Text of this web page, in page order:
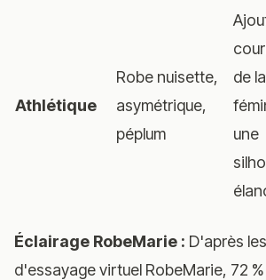
Athlétique
Robe nuisette,
asymétrique,
péplum
de la
une
Éclairage RobeMarie : D'après
d'essayage virtuel RobeMarie, 72